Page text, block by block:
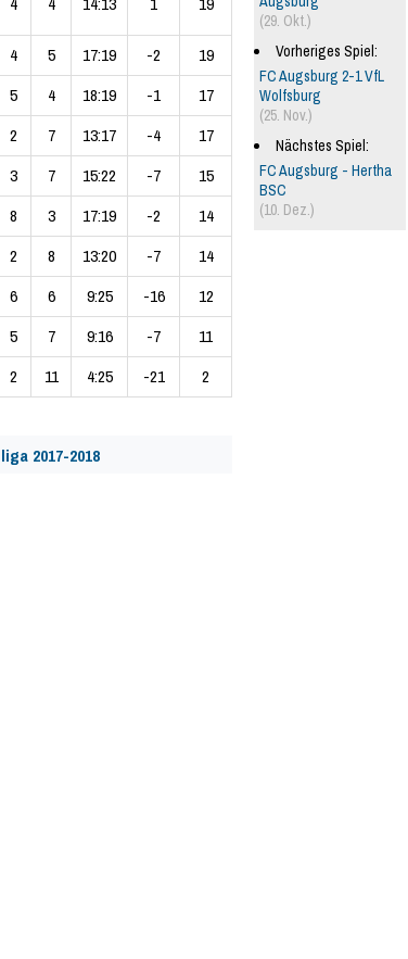
4 5 17:19 -2
19
5
4 18:19 -1
17
2
7 13:17 -4
17
3
7 15:22 -7
15
8
3 17:19 -2
14
2
8 13:20 -7
14
6
6 9:25 -16
12
5
7 9:16 -7
11
2
11 4:25 -21 2
2017-2018
(29. Okt.)
Vorheriges Spiel:
FC Augsburg 2-1 VfL
Wolfsburg
(25. Nov.)
Nächstes Spiel:
FC Augsburg - Hertha
BSC
(10. Dez.)